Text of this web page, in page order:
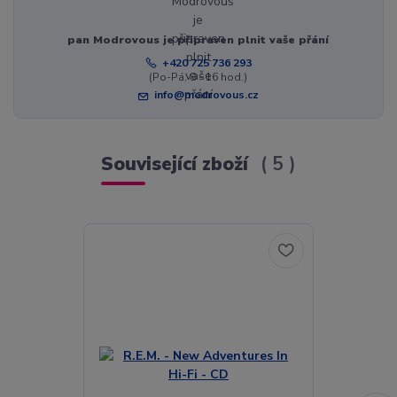
pan Modrovous je připraven plnit vaše přání
+420 725 736 293
(Po-Pá, 8 - 16 hod.)
info@modrovous.cz
Související zboží 5